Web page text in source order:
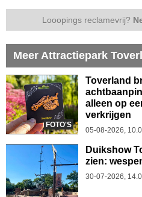
Looopings reclamevrij?
Meer Attractiepark
FOTO'S
Toverland
alleen op
verkrijgen
05-08-2026,
Duikshow
zien:
30-07-2026,